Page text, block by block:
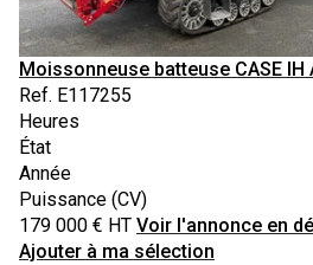
Moissonneuse batteuse CASE IH
Ref. E117255
Heures
État
Année
Puissance (CV)
179 000 € HT Voir l'annonce en
Ajouter à ma sélection